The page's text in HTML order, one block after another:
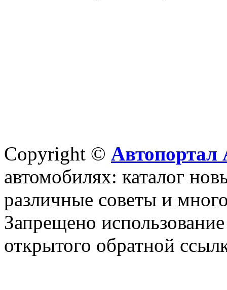
Copyright © Автопортал
автомобилях: каталог
различные советы и
Запрещено
открытого обратной